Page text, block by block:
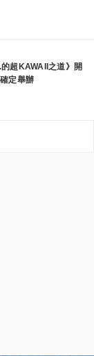
超KAWAII之道》開
定舉辦